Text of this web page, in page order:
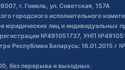
г. Гомель, ул. Советская, 157А
городского исполнительного
юридических лиц и индивидуальных
регистрации №491051737, УНП
Республики Беларусь: 16.01.2015 г
без перерыва и выходных.